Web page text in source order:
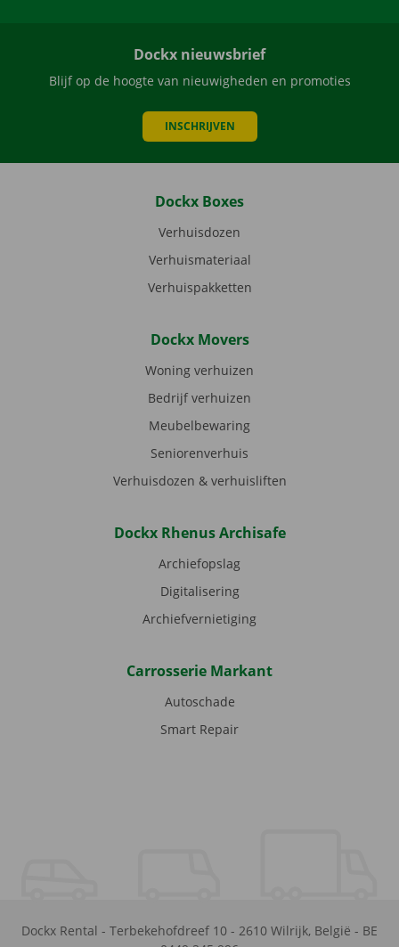
Dockx nieuwsbrief
Blijf op de hoogte van nieuwigheden en promoties
INSCHRIJVEN
Dockx Boxes
Verhuisdozen
Verhuismateriaal
Verhuispakketten
Dockx Movers
Woning verhuizen
Bedrijf verhuizen
Meubelbewaring
Seniorenverhuis
Verhuisdozen & verhuisliften
Dockx Rhenus Archisafe
Archiefopslag
Digitalisering
Archiefvernietiging
Carrosserie Markant
Autoschade
Smart Repair
Dockx Rental - Terbekehofdreef 10 - 2610 Wilrijk, België - BE